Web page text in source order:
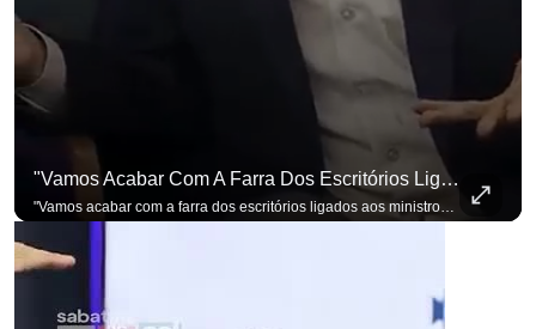
"Vamos Acabar Com A Farra Dos Escritórios Ligados Aos Ministros Do STF"
"Vamos acabar com a farra dos escritórios ligados aos ministros do STF". Essa foi a resposta de Renan Santos ao ser questionado sobre o Judiciário. Se você busca informação com credibilidade, inscreva-se agora e ative o